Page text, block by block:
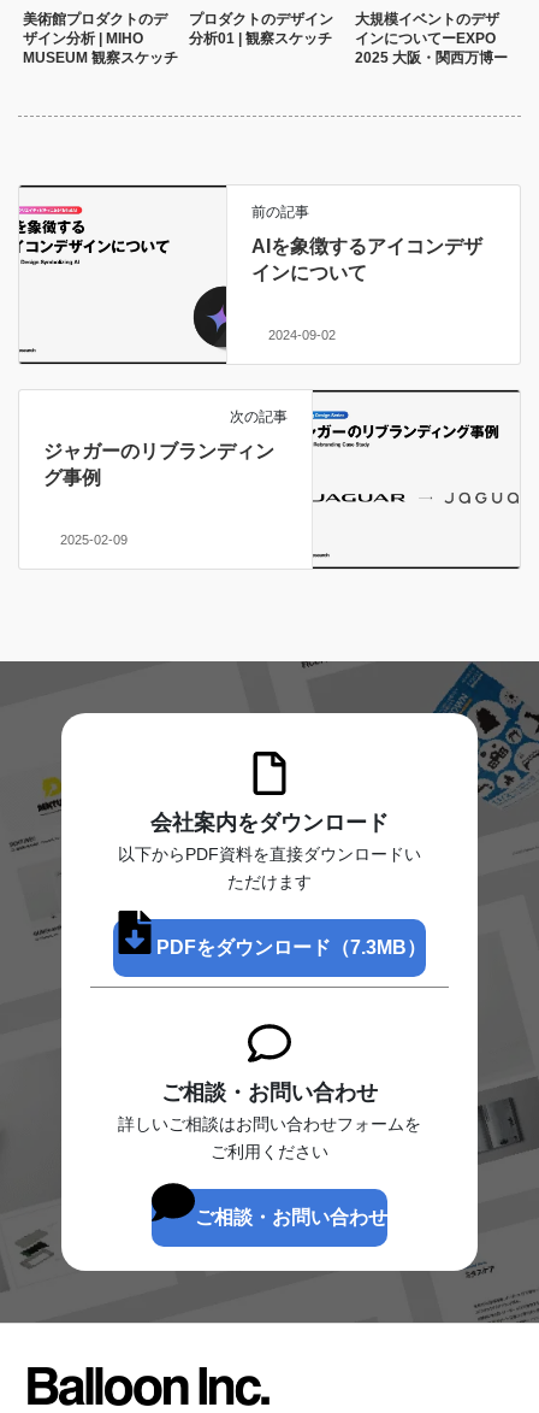
美術館プロダクトのデ
ザイン分析 | MIHO
MUSEUM 観察スケッチ
プロダクトのデザイン
分析01 | 観察スケッチ
大規模イベントのデザ
インについてーEXPO
2025 大阪・関西万博ー
前の記事
AIを象徴するアイコンデザ
インについて
2024-09-02
次の記事
ジャガーのリブランディン
グ事例
2025-02-09
会社案内をダウンロード
以下からPDF資料を直接ダウンロードい
ただけます
PDFをダウンロード（7.3MB）
ご相談・お問い合わせ
詳しいご相談はお問い合わせフォームを
ご利用ください
ご相談・お問い合わせ